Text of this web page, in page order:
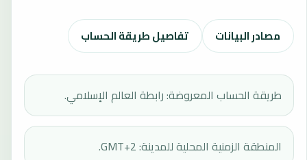
مصادر البيانات تفاصيل طريقة الحساب
طريقة الحساب المعروضة: رابطة العالم الإسلامي.
المنطقة الزمنية المحلية للمدينة: GMT+2.